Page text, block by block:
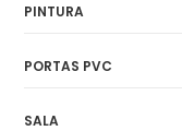
PINTURA
PORTAS PVC
SALA